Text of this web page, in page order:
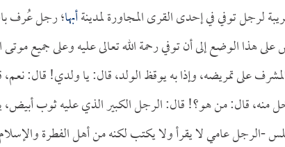
لرجل توفي في إحدى القرى المجاورة لمدينةأبها؛ رجل عُرف
هذا الوضع إلى أن توفي رحمة الله تعالى عليه وعلى جميع موتى
على تمريضه، وإذا به يوقظ الولد، قال: يا ولدي! قال:
منه، قال: من هو؟! قال: الرجل الكبير الذي عليه ثوب
-الرجل عامي لا يقرأ ولا يكتب لكنه من أهل الفطرة